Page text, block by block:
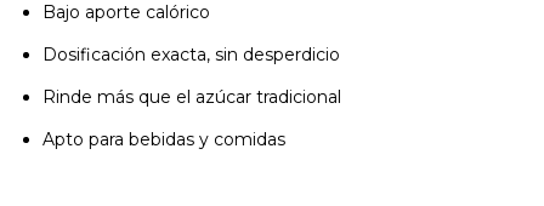
Bajo aporte calórico
Dosificación exacta, sin desperdicio
Rinde más que el azúcar tradicional
Apto para bebidas y comidas